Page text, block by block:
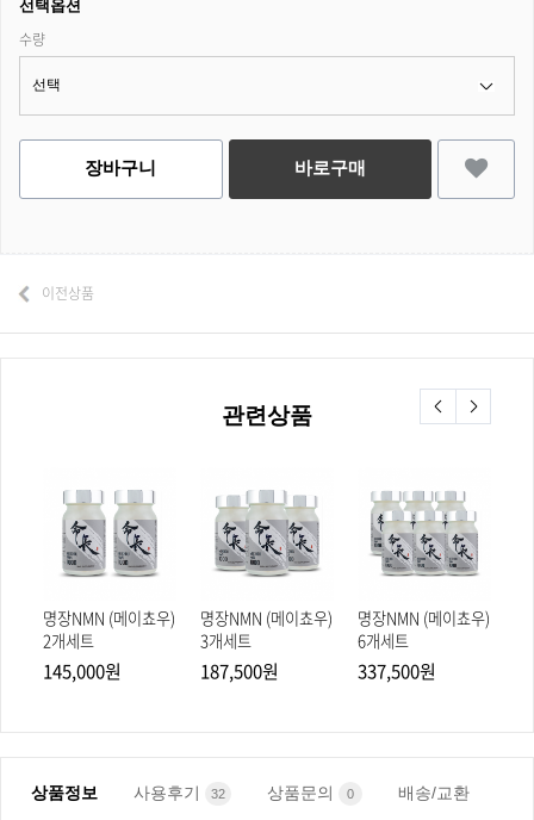
선택옵션
수량
장바구니 바로구매
이전상품
관련상품
명장NMN (메이쵸우)
2개세트
145,000원
명장NMN (메이쵸우)
3개세트
187,500원
명장NMN (메이쵸우)
6개세트
337,500원
상품정보 사용후기 32 상품문의 0 배송/교환